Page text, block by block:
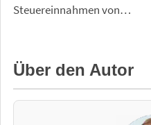
Steuereinnahmen von…
Über den Autor